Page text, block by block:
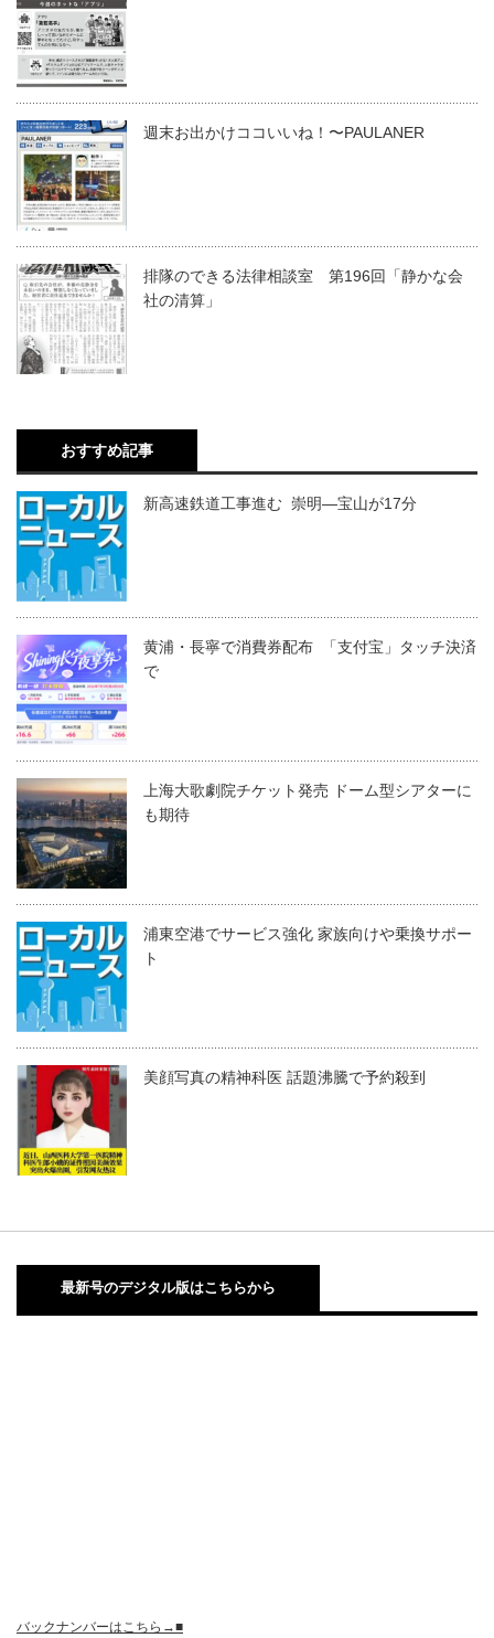
週末お出かけココいいね！〜PAULANER
排隊のできる法律相談室 第196回「静かな会
社の清算」
おすすめ記事
新高速鉄道工事進む 崇明―宝山が17分
黄浦・長寧で消費券配布 「支付宝」タッチ決済
で
上海大歌劇院チケット発売 ドーム型シアターに
も期待
浦東空港でサービス強化 家族向けや乗換サポー
ト
美顔写真の精神科医 話題沸騰で予約殺到
最新号のデジタル版はこちらから
バックナンバーはこちら→■